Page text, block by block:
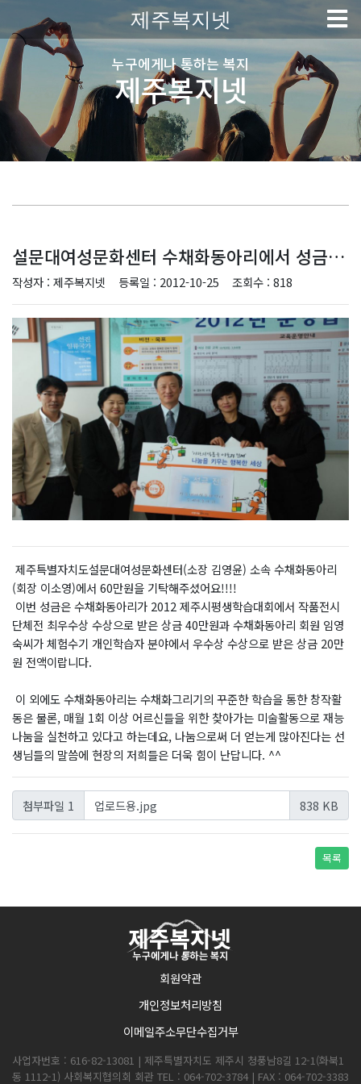
제주복지넷
누구에게나 통하는 복지
제주복지넷
설문대여성문화센터 수채화동아리에서 성금을 기탁해주셨어요 ^^
작성자 : 제주복지넷 등록일 : 2012-10-25 조회수 : 818
제주특별자치도설문대여성문화센터(소장 김영윤) 소속 수채화동아리
(회장 이소영)에서 60만원을 기탁해주셨어요!!!!
이번 성금은 수채화동아리가 2012 제주시평생학습대회에서 작품전시
단체전 최우수상 수상으로 받은 상금 40만원과 수채화동아리 회원 임영
숙씨가 체험수기 개인학습자 분야에서 우수상 수상으로 받은 상금 20만
원 전액이랍니다.
이 외에도 수채화동아리는 수채화그리기의 꾸준한 학습을 통한 창작활
동은 물론, 매월 1회 이상 어르신들을 위한 찾아가는 미술활동으로 재능
나눔을 실천하고 있다고 하는데요, 나눔으로써 더 얻는게 많아진다는 선
생님들의 말씀에 현장의 저희들은 더욱 힘이 난답니다. ^^
첨부파일 1 업로드용.jpg 838 KB
목록
회원약관
개인정보처리방침
이메일주소무단수집거부
사업자번호 : 616-82-13081 | 제주특별자치도 제주시 청풍남8길 12-1(화북1
동 1112-1) 사회복지협의회 회관 TEL : 064-702-3784 | FAX : 064-702-3383